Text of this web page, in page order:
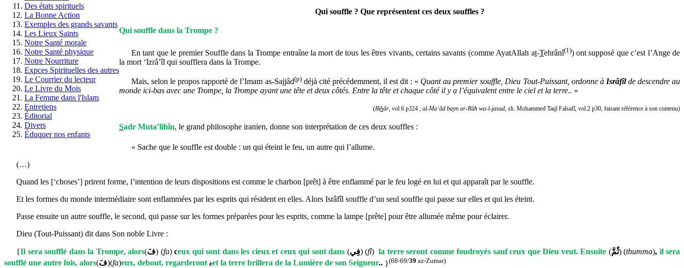
Des états spirituels
La Bonne Action
Exemples des grands savants
Les Lieux Saints
Notre Santé morale
Notre Santé physique
Notre Nourriture
Expces Spirituelles des autres
Le Courrier du lecteur
Le Livre du Mois
La Femme dans l'Islam
Entretiens
Éditorial
Divers
Éduquer nos enfants
Qui souffle ? Que représentent ces deux souffles ?
Qui souffle dans la Trompe ?
En tant que le premier Souffle dans la Trompe entraîne la mort de tous les êtres vivants, certains savants (comme AyatAllah at-Tehrânî(1)) ont supposé que c’est l’Ange de
la mort ‘Izrâ’îl qui soufflera dans la Trompe.
Mais, selon le propos rapporté de l’Imam as-Sajjâd(p)déjà cité précédemment, il est dit : « Quant au premier souffle, Dieu Tout-Puissant, ordonne à Isrâfîlde descendre au
monde ici-bas avec une Trompe, la Trompe ayant une tête et deux côtés. Entre la tête et chaque côté il y a l’équivalent entre le ciel et la terre.. »
(Bihâr, vol.6 p324 ; al-Ma‘âd bayn ar-Rûh wa-l-jasad, sh. Mohammed Taqî Falsafî, vol.2 p30, faisant référence à son contenu)
Sadr Muta’lihîn, le grand philosophe iranien, donne son interprétation de ces deux souffles :
« Sache que le souffle est double : un qui éteint le feu, un autre qui l’allume.
(…)
Quand les [‘choses’] prirent forme, l’intention de leurs dispositions est comme le charbon [prêt] à être enflammé par le feu logé en lui et qui apparaît par le souffle.
Et les formes du monde intermédiaire sont enflammées par les esprits qui résident en elles. Alors Isrâfîl souffle d’un seul souffle qui passe sur elles et qui les éteint.
Passe ensuite un autre souffle, le second, qui passe sur les formes préparées pour les esprits, comme la lampe [prête] pour être allumée même pour éclairer.
Dieu (Tout-Puissant) dit dans Son noble Livre :
{Il sera soufflé dans la Trompe, alors(فَ) (fa) ceux qui sont dans les cieux et ceux qui sont dans (فِي) (fî) la terre seront comme foudroyés sauf ceux que Dieu veut. Ensuite (ثٌمَّ)(thumma), il sera
soufflé une autre fois, alors(فَ)(fa)eux, debout, regarderont èet la terre brillera de la Lumière de son Seigneur.. }(68-69/39 az-Zumar)